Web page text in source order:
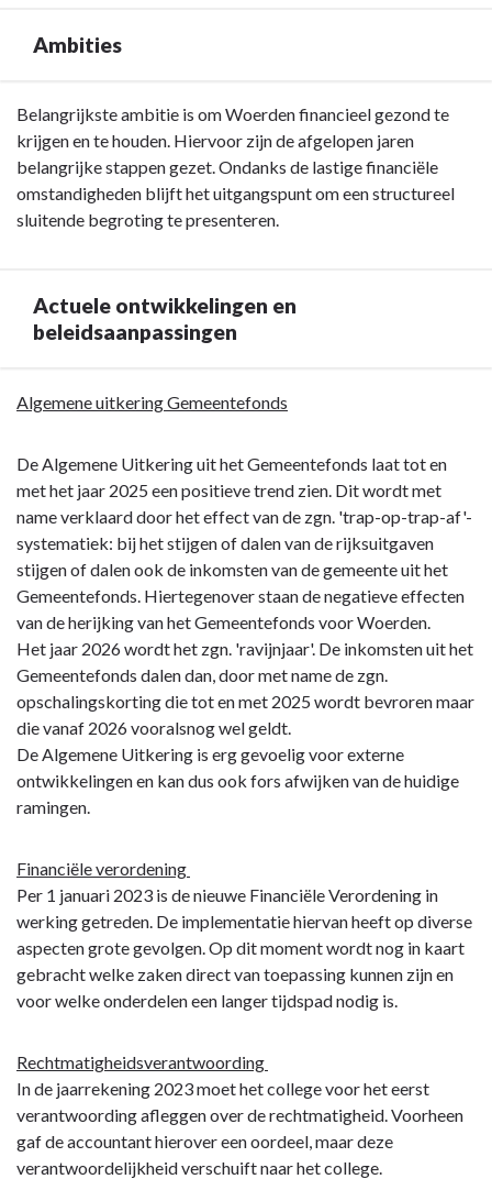
Ambities
Terug
naar
navigatie
Programma
inkomsten
Belangrijkste ambitie is om Woerden financieel gezond te
krijgen en te houden. Hiervoor zijn de afgelopen jaren
belangrijke stappen gezet. Ondanks de lastige financiële
omstandigheden blijft het uitgangspunt om een structureel
sluitende begroting te presenteren.
Actuele ontwikkelingen en
beleidsaanpassingen
Terug
Programma
Algemene
inkomsten
ontwikkelingen
beleidsaanpassingen
Algemene uitkering Gemeentefonds
De Algemene Uitkering uit het Gemeentefonds laat tot en
met het jaar 2025 een positieve trend zien. Dit wordt met
name verklaard door het effect van de zgn. 'trap-op-trap-af'-
systematiek: bij het stijgen of dalen van de rijksuitgaven
stijgen of dalen ook de inkomsten van de gemeente uit het
Gemeentefonds. Hiertegenover staan de negatieve effecten
van de herijking van het Gemeentefonds voor Woerden.
Het jaar 2026 wordt het zgn. 'ravijnjaar'. De inkomsten uit het
Gemeentefonds dalen dan, door met name de zgn.
opschalingskorting die tot en met 2025 wordt bevroren maar
die vanaf 2026 vooralsnog wel geldt.
De Algemene Uitkering is erg gevoelig voor externe
ontwikkelingen en kan dus ook fors afwijken van de huidige
ramingen.
Financiële verordening
Per 1 januari 2023 is de nieuwe Financiële Verordening in
werking getreden. De implementatie hiervan heeft op diverse
aspecten grote gevolgen. Op dit moment wordt nog in kaart
gebracht welke zaken direct van toepassing kunnen zijn en
voor welke onderdelen een langer tijdspad nodig is.
Rechtmatigheidsverantwoording
In de jaarrekening 2023 moet het college voor het eerst
verantwoording afleggen over de rechtmatigheid. Voorheen
gaf de accountant hierover een oordeel, maar deze
verantwoordelijkheid verschuift naar het college.